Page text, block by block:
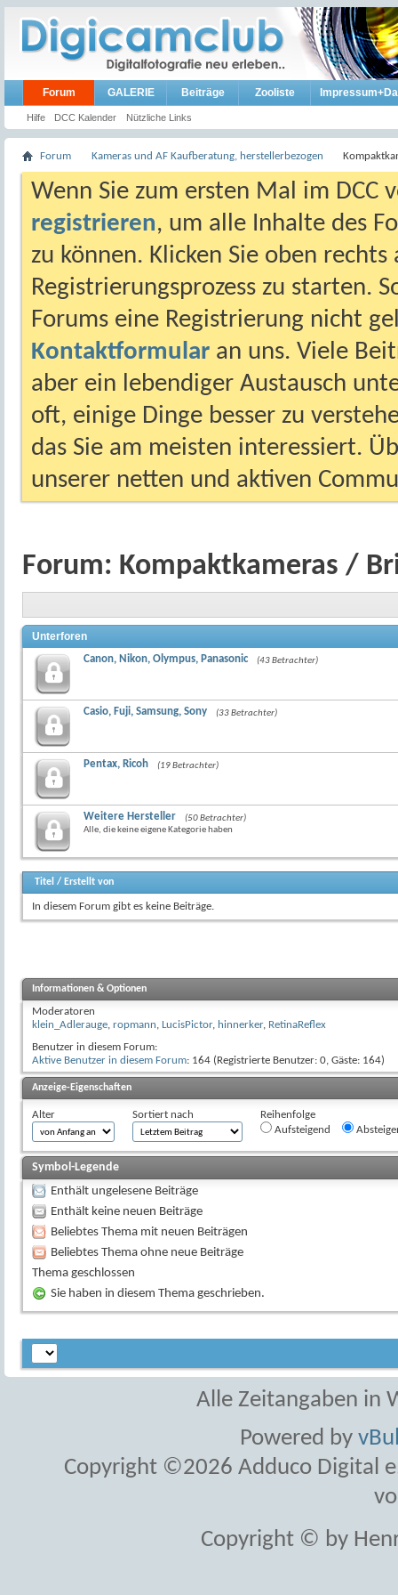
Forum
Hilfe DCC Kalender Nützliche Links
GALERIE Beiträge Zooliste
Forum Kameras und AF Kaufberatung, herstellerbezogen
Wenn Sie zum ersten Mal im DCC
registrieren, um alle Inhalte des
zu können. Klicken Sie oben
Registrierungsprozess zu starten.
Forums eine Registrierung nicht
Kontaktformular an uns. Viele
aber ein lebendiger Austausch
oft, einige Dinge besser zu
das Sie am meisten interessiert.
unserer netten und aktiven
Forum: Kompaktkameras /
Unterforen
Canon, Nikon, Olympus, Panasonic (43 Betrachter)
Casio, Fuji, Samsung, Sony (33 Betrachter)
Pentax, Ricoh (19 Betrachter)
Weitere Hersteller
(50 Betrachter)
Alle, die keine eigene Kategorie haben
Titel / Erstellt von
In diesem Forum gibt es keine Beiträge.
Informationen & Optionen
Moderatoren
klein_Adlerauge, ropmann, LucisPictor, hinnerker, RetinaReflex
Benutzer in diesem Forum:
Aktive Benutzer in diesem Forum: 164 (Registrierte Benutzer: 0, Gäste: 164)
Anzeige-Eigenschaften
Alter Sortiert nach
Reihenfolge
Aufsteigend
Symbol-Legende
Enthält ungelesene Beiträge
Enthält keine neuen Beiträge
Beliebtes Thema mit neuen Beiträgen
Beliebtes Thema ohne neue Beiträge
Thema geschlossen
Sie haben in diesem Thema geschrieben.
Alle Zeitangaben in
Powered by
Copyright ©2026 Adduco Digital
Copyright © by